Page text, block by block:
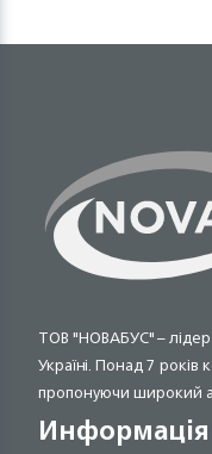
ТОВ "НОВАБУС" – лідер
Україні. Понад 7 років
пропонуючи широкий
Информація